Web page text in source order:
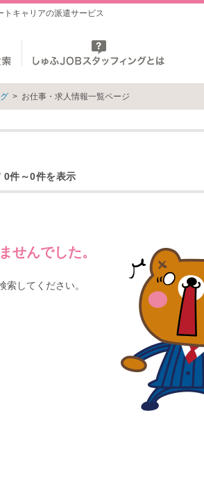
トキャリアの派遣サービス
> お仕事・求人情報一覧ページ
0件～0件を表示
せんでした。
してください。